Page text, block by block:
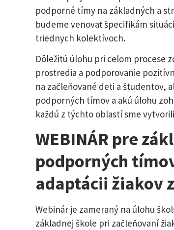
podporné tímy na základných a
budeme venovať špecifikám
triednych kolektívoch.
Dôležitú úlohu pri celom procese
prostredia a podporovanie
na začleňované deti a študentov,
podporných tímov a akú úlohu
každú z týchto oblastí sme
WEBINÁR pre
podporných
adaptácii žiakov
Webinár je zameraný na úlohu
základnej škole pri začleňovaní